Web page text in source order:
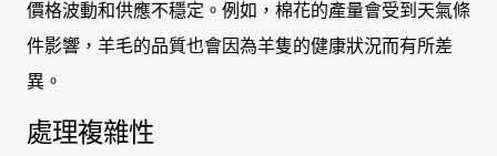
價格波動和供應不穩定。例如，棉花的產量會受到天氣條
件影響，羊毛的品質也會因為羊隻的健康狀況而有所差
異。
處理複雜性